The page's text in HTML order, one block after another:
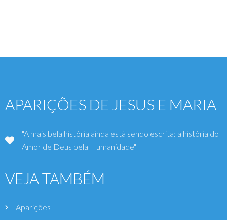
APARIÇÕES DE JESUS E MARIA
"A mais bela história ainda está sendo escrita: a história do
Amor de Deus pela Humanidade"
VEJA TAMBÉM
Aparições